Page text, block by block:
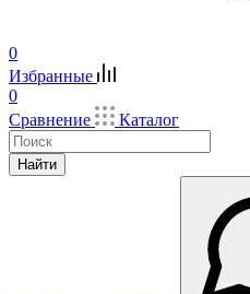
0
Избранные
0
Сравнение
Каталог
Найти